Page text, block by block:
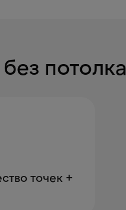
потолка
точек +